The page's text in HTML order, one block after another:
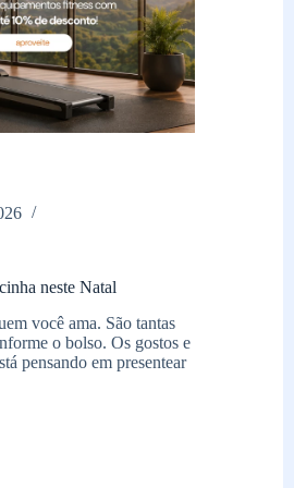
neste Natal
você ama. São tantas
o bolso. Os gostos e
pensando em presentear